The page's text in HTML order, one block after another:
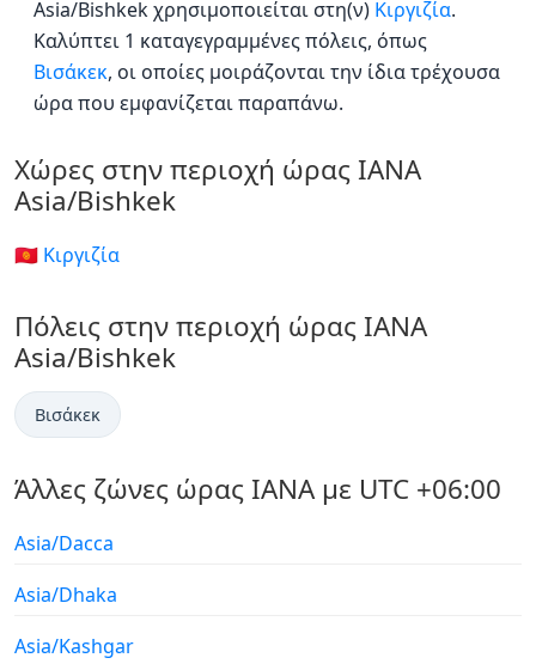
Asia/Bishkek χρησιμοποιείται στη(ν) Κιργιζία.
Καλύπτει 1 καταγεγραμμένες πόλεις, όπως
Βισάκεκ, οι οποίες μοιράζονται την ίδια τρέχουσα
ώρα που εμφανίζεται παραπάνω.
Χώρες στην περιοχή ώρας IANA
Asia/Bishkek
🇰🇬 Κιργιζία
Πόλεις στην περιοχή ώρας IANA
Asia/Bishkek
Βισάκεκ
Άλλες ζώνες ώρας IANA με UTC +06:00
Asia/Dacca
Asia/Dhaka
Asia/Kashgar